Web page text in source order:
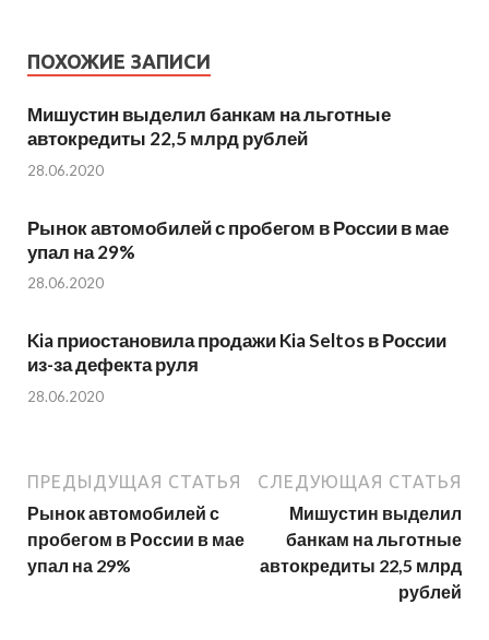
ПОХОЖИЕ ЗАПИСИ
Мишустин выделил банкам на льготные
автокредиты 22,5 млрд рублей
28.06.2020
Рынок автомобилей с пробегом в России в мае
упал на 29%
28.06.2020
Kia приостановила продажи Kia Seltos в России
из-за дефекта руля
28.06.2020
ПРЕДЫДУЩАЯ СТАТЬЯ
Рынок автомобилей с
пробегом в России в мае
упал на 29%
СЛЕДУЮЩАЯ СТАТЬЯ
Мишустин выделил
банкам на льготные
автокредиты 22,5 млрд
рублей